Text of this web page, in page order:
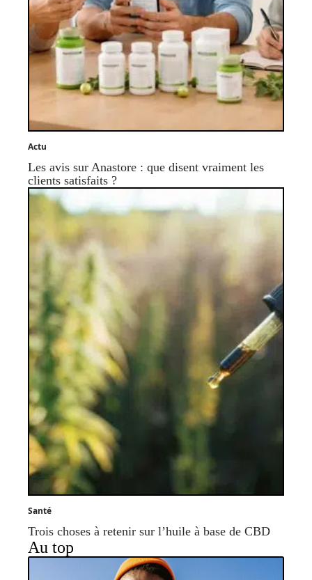
Actu
Les avis sur Anastore : que disent vraiment les
clients satisfaits ?
Santé
Trois choses à retenir sur l’huile à base de CBD
Au top